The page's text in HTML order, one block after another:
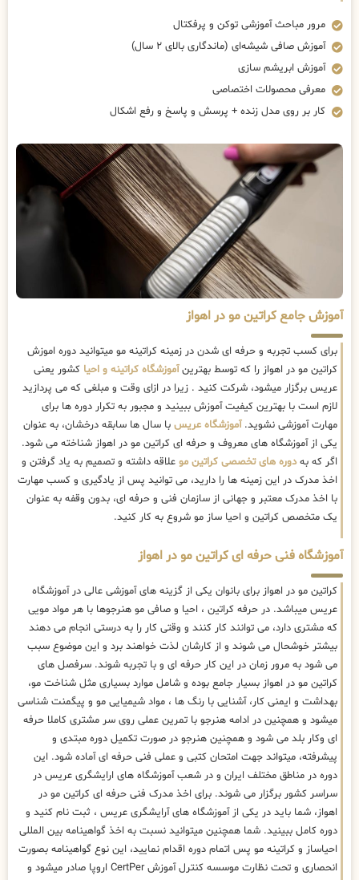
مرور مباحث آموزشی توکن و پرفکتال
آموزش صافی شیشه‌ای (ماندگاری بالای ۲ سال)
آموزش ابریشم سازی
معرفی محصولات اختصاصی
کار بر روی مدل زنده + پرسش و پاسخ و رفع اشکال
آموزش جامع کراتین مو در اهواز
برای کسب تجربه و حرفه ای شدن در زمینه کراتینه مو میتوانید دوره اموزش
کراتین مو در اهواز را که توسط بهترینآموزشگاه کراتینه و احیا کشور یعنی
عریس برگزار میشود، شرکت کنید . زیرا در ازای وقت و مبلغی که می پردازید
لازم است با بهترین کیفیت آموزش ببینید و مجبور به تکرار دوره ها برای
مهارت آموزشی نشوید.آموزشگاه عریس با سال ها سابقه درخشان، به عنوان
یکی از آموزشگاه های معروف و حرفه ای کراتین مو در اهواز شناخته می شود.
اگر که بهدوره های تخصصی کراتین مو علاقه داشته و تصمیم به یاد گرفتن و
اخذ مدرک در این زمینه ها را دارید، می توانید پس از یادگیری و کسب مهارت
با اخذ مدرک معتبر و جهانی از سازمان فنی و حرفه ای، بدون وقفه به عنوان
یک متخصص کراتین و احیا ساز مو شروع به کار کنید.
آموزشگاه فنی حرفه ای کراتین مو در اهواز
کراتین مو در اهواز برای بانوان یکی از گزینه های آموزشی عالی در آموزشگاه
عریس میباشد. در حرفه کراتین ، احیا و صافی مو هنرجوها با هر مواد مویی
که مشتری دارد، می توانند کار کنند و وقتی کار را به درستی انجام می دهند
بیشتر خوشحال می شوند و از کارشان لذت خواهند برد و این موضوع سبب
می شود به مرور زمان در این کار حرفه ای و با تجربه شوند. سرفصل های
کراتین مو در اهواز بسیار جامع بوده و شامل موارد بسیاری مثل شناخت مو،
بهداشت و ایمنی کار، آشنایی با رنگ ها ، مواد شیمیایی مو و پیگمنت شناسی
میشود و همچنین در ادامه هنرجو با تمرین عملی روی سر مشتری کاملا حرفه
ای وکار بلد می شود و همچنین هنرجو در صورت تکمیل دوره مبتدی و
پیشرفته، میتواند جهت امتحان کتبی و عملی فنی حرفه ای آماده شود. این
دوره در مناطق مختلف ایران و در شعب آموزشگاه های ارایشگری عریس در
سراسر کشور برگزار می شوند. برای اخذ مدرک فنی حرفه ای کراتین مو در
اهواز، شما باید در یکی از آموزشگاه های آرایشگری عریس ، ثبت نام کنید و
دوره کامل ببینید. شما همچنین میتوانید نسبت به اخذ گواهینامه بین المللی
احیاساز و کراتینه مو پس اتمام دوره اقدام نمایید، این نوع گواهینامه بصورت
انحصاری و تحت نظارت موسسه کنترل آموزش CertPer اروپا صادر میشود و